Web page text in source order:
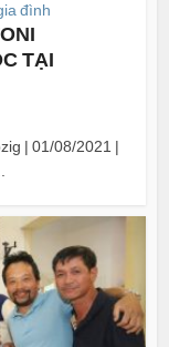
đình
TẠI
| 01/08/2021 |